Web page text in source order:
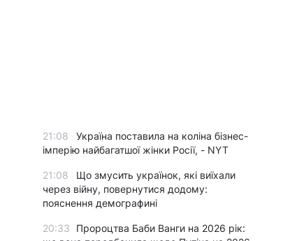
21:08
Україна поставила на коліна бізнес-
імперію найбагатшої жінки Росії, - NYT
21:08
Що змусить українок, які виїхали
через війну, повернутися додому:
пояснення демографині
20:33
Пророцтва Баби Ванги на 2026 рік: